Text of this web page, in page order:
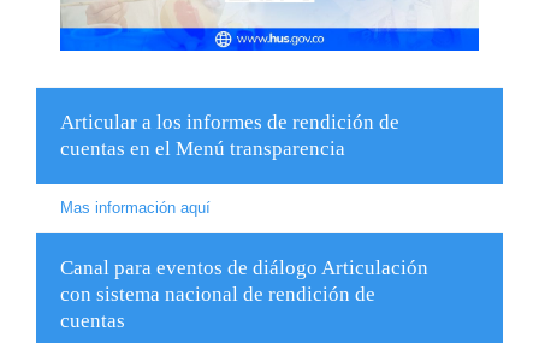
Articular a los informes de rendición de
cuentas en el Menú transparencia
Mas información aquí
Canal para eventos de diálogo Articulación
con sistema nacional de rendición de
cuentas